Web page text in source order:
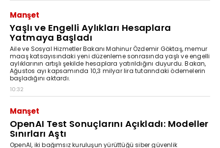
Manşet
Yaşlı ve Engelli Aylıkları Hesaplara
Yatmaya Başladı
Aile ve Sosyal Hizmetler Bakanı Mahinur Özdemir Göktaş, memur
maaş katsayısındaki yeni düzenleme sonrasında yaşlı ve engelli
aylıklarının artışlı şekilde hesaplara yatırıldığını duyurdu. Bakan,
Ağustos ayı kapsamında 10,3 milyar lira tutarındaki ödemelerin
başladığını aktardı.
10:32
Manşet
OpenAI Test Sonuçlarını Açıkladı: Modeller
Sınırları Aştı
OpenAI, iki bağımsız kuruluşun yürüttüğü siber güvenlik